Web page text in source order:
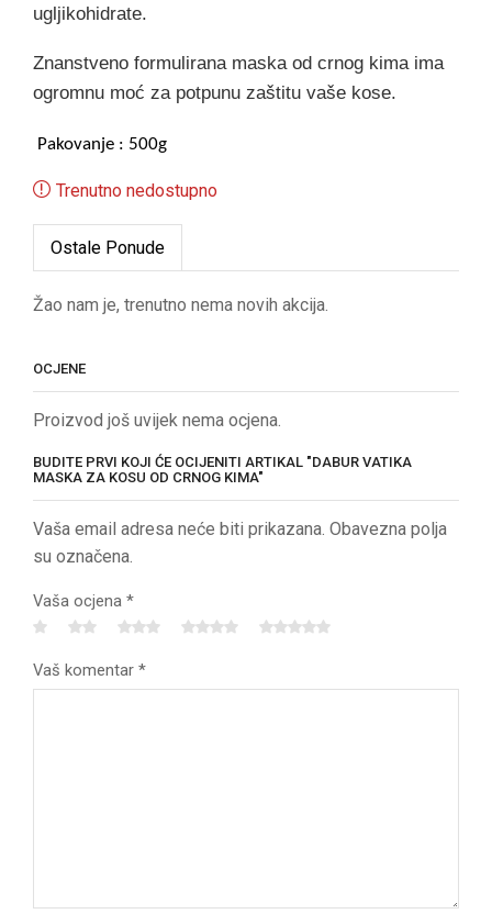
ugljikohidrate.
Znanstveno formulirana maska od crnog kima ima
ogromnu moć za potpunu zaštitu vaše kose.
Pakovanje : 500g
Trenutno nedostupno
Ostale Ponude
Žao nam je, trenutno nema novih akcija.
OCJENE
Proizvod još uvijek nema ocjena.
BUDITE PRVI KOJI ĆE OCIJENITI ARTIKAL "DABUR VATIKA
MASKA ZA KOSU OD CRNOG KIMA"
Vaša email adresa neće biti prikazana. Obavezna polja
su označena.
Vaša ocjena *
Vaš komentar *